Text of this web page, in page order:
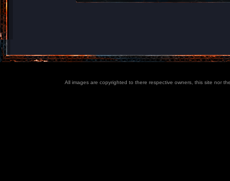
All images are copyrighted to there respective owners, this site nor